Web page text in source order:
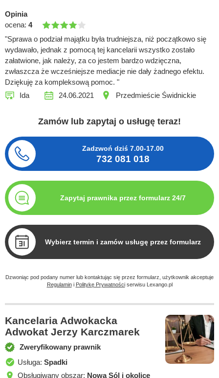
Opinia
ocena: 4
"Sprawa o podział majątku była trudniejsza, niż początkowo się
wydawało, jednak z pomocą tej kancelarii wszystko zostało
załatwione, jak należy, za co jestem bardzo wdzięczna,
zwłaszcza że wcześniejsze mediacje nie dały żadnego efektu.
Dziękuję za kompleksową pomoc. "
Ida
24.06.2021 Przedmieście Świdnickie
Zamów lub zapytaj o usługę teraz!
Zadzwoń dziś 7.00-17.00
732 081 018
Zapytaj prawnika przez formularz 24/7
Wybierz termin i zamów usługę przez formularz
Dzwoniąc pod podany numer lub kontaktując się przez formularz, użytkownik akceptuje
Regulamini Politykę Prywatnościserwisu Lexango.pl
Kancelaria Adwokacka
Adwokat Jerzy Karczmarek
Zweryfikowany prawnik
Usługa: Spadki
Obsługiwany obszar: Nowa Sól i okolice